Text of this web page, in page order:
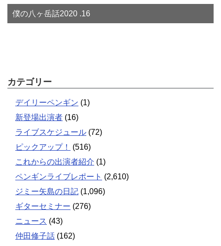
僕の八ヶ岳話2020 .16
カテゴリー
デイリーペンギン (1)
新登場出演者 (16)
ライブスケジュール (72)
ピックアップ！
(516)
これからの出演者紹介 (1)
ペンギンライブレポート (2,610)
ジミー矢島の日記 (1,096)
ギターセミナー (276)
ニュース (43)
仲田修子話 (162)